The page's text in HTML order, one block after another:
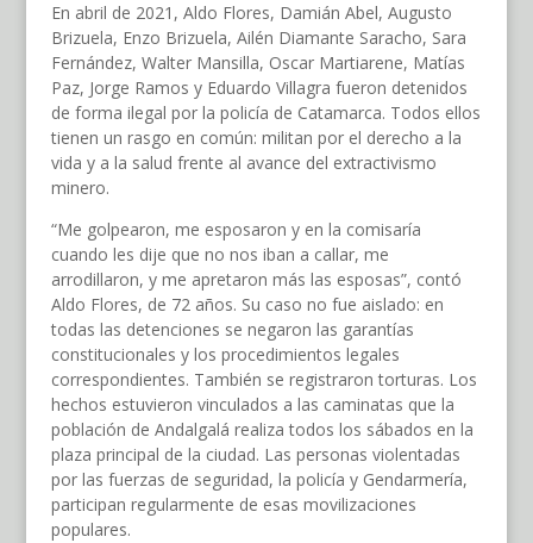
En abril de 2021, Aldo Flores, Damián Abel, Augusto
Brizuela, Enzo Brizuela, Ailén Diamante Saracho, Sara
Fernández, Walter Mansilla, Oscar Martiarene, Matías
Paz, Jorge Ramos y Eduardo Villagra fueron detenidos
de forma ilegal por la policía de Catamarca. Todos ellos
tienen un rasgo en común: militan por el derecho a la
vida y a la salud frente al avance del extractivismo
minero.
“Me golpearon, me esposaron y en la comisaría
cuando les dije que no nos iban a callar, me
arrodillaron, y me apretaron más las esposas”, contó
Aldo Flores, de 72 años. Su caso no fue aislado: en
todas las detenciones se negaron las garantías
constitucionales y los procedimientos legales
correspondientes. También se registraron torturas. Los
hechos estuvieron vinculados a las caminatas que la
población de Andalgalá realiza todos los sábados en la
plaza principal de la ciudad. Las personas violentadas
por las fuerzas de seguridad, la policía y Gendarmería,
participan regularmente de esas movilizaciones
populares.